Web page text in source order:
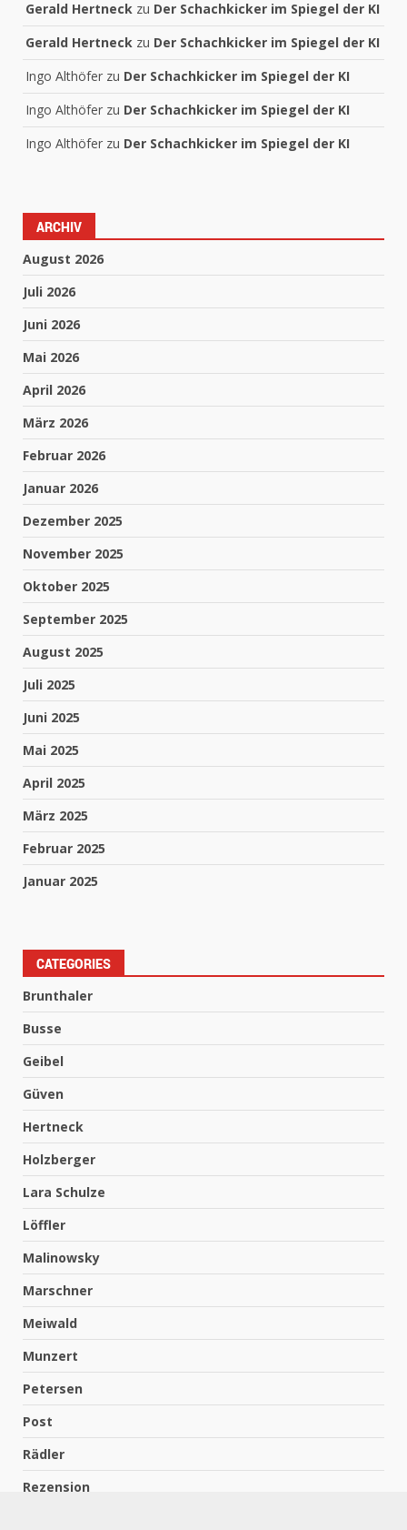
Gerald Hertneck zu Der Schachkicker im Spiegel der KI
Gerald Hertneck zu Der Schachkicker im Spiegel der KI
Ingo Althöfer zu Der Schachkicker im Spiegel der KI
Ingo Althöfer zu Der Schachkicker im Spiegel der KI
Ingo Althöfer zu Der Schachkicker im Spiegel der KI
ARCHIV
August 2026
Juli 2026
Juni 2026
Mai 2026
April 2026
März 2026
Februar 2026
Januar 2026
Dezember 2025
November 2025
Oktober 2025
September 2025
August 2025
Juli 2025
Juni 2025
Mai 2025
April 2025
März 2025
Februar 2025
Januar 2025
CATEGORIES
Brunthaler
Busse
Geibel
Güven
Hertneck
Holzberger
Lara Schulze
Löffler
Malinowsky
Marschner
Meiwald
Munzert
Petersen
Post
Rädler
Rezension